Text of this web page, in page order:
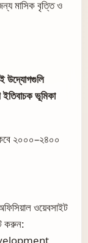
মাসিক বৃত্তি ও
উদ্যোগগুলি
ভূমিকা
২০০০–২৪০০
ওয়েবসাইট
করুন: